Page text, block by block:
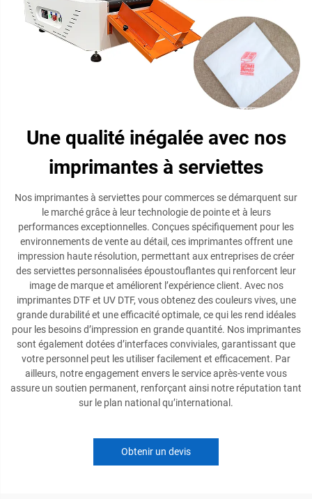
Une qualité inégalée avec nos
imprimantes à serviettes
Nos imprimantes à serviettes pour commerces se démarquent sur
le marché grâce à leur technologie de pointe et à leurs
performances exceptionnelles. Conçues spécifiquement pour les
environnements de vente au détail, ces imprimantes offrent une
impression haute résolution, permettant aux entreprises de créer
des serviettes personnalisées époustouflantes qui renforcent leur
image de marque et améliorent l’expérience client. Avec nos
imprimantes DTF et UV DTF, vous obtenez des couleurs vives, une
grande durabilité et une efficacité optimale, ce qui les rend idéales
pour les besoins d’impression en grande quantité. Nos imprimantes
sont également dotées d’interfaces conviviales, garantissant que
votre personnel peut les utiliser facilement et efficacement. Par
ailleurs, notre engagement envers le service après-vente vous
assure un soutien permanent, renforçant ainsi notre réputation tant
sur le plan national qu’international.
Obtenir un devis